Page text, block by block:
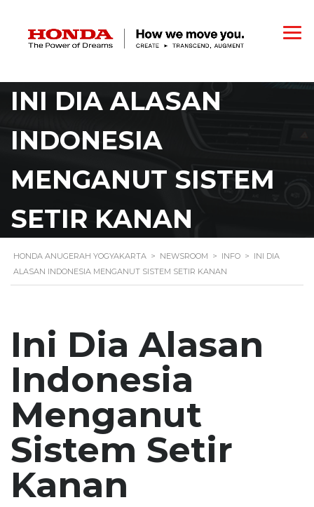
INI DIA ALASAN
INDONESIA
MENGANUT SISTEM
SETIR KANAN
HONDA ANUGERAH YOGYAKARTA > NEWSROOM > INFO > INI DIA
ALASAN INDONESIA MENGANUT SISTEM SETIR KANAN
Ini Dia Alasan
Indonesia
Menganut
Sistem Setir
Kanan